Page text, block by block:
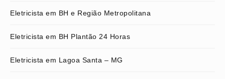
Eletricista em BH e Região Metropolitana
Eletricista em BH Plantão 24 Horas
Eletricista em Lagoa Santa – MG